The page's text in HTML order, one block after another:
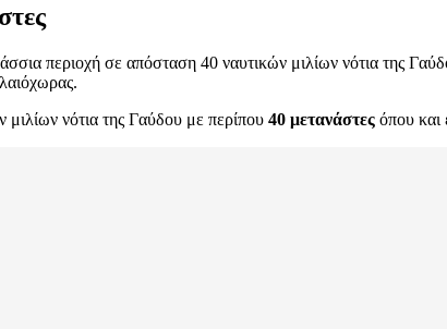
περιοχή σε απόσταση 40 ναυτικών μιλίων νότια της
νότια της Γαύδου με περίπου 40 μετανάστες όπου και